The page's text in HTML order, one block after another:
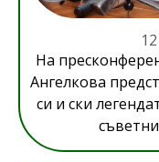
На
Ангелкова
си и ски